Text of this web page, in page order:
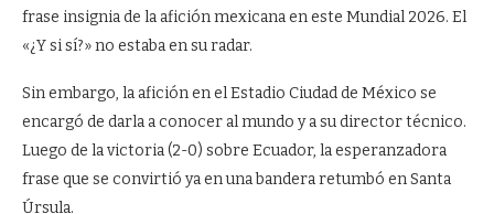
frase insignia de la afición mexicana en este Mundial 2026. El
«¿Y si sí?» no estaba en su radar.
Sin embargo, la afición en el Estadio Ciudad de México se
encargó de darla a conocer al mundo y a su director técnico.
Luego de la victoria (2-0) sobre Ecuador, la esperanzadora
frase que se convirtió ya en una bandera retumbó en Santa
Úrsula.